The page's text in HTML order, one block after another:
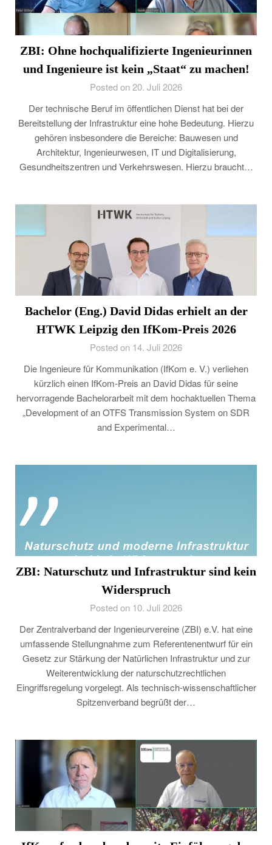
ZBI: Ohne hochqualifizierte Ingenieurinnen
und Ingenieure ist kein „Staat“ zu machen!
Posted on 20. Juli 2026
Der technische Beruf im öffentlichen Dienst hat bei der
Bereitstellung der Infrastruktur eine hohe Bedeutung. Hierzu
gehören insbesondere die Bereiche: Bauwesen und
Architektur, Ingenieurwesen, IT und Digitalisierung,
Gesundheitszentren und Verkehrswesen. Hierzu braucht…
Bachelor (Eng.) David Didas erhielt an der
HTWK Leipzig den IfKom-Preis 2026
Posted on 14. Juli 2026
Die Ingenieure für Kommunikation (IfKom e. V.) verliehen
kürzlich einen IfKom-Preis an David Didas für seine
hervorragende Bachelorarbeit mit dem hochaktuellen Thema
„Development of an OTFS Transmission System on SDR
and Experimental…
ZBI: Naturschutz und Infrastruktur sind kein
Widerspruch
Posted on 10. Juli 2026
Der Zentralverband der Ingenieurvereine (ZBI) e.V. hat eine
umfassende Stellungnahme zum Referentenentwurf für ein
Gesetz zur Stärkung der Natürlichen Infrastruktur und zur
Weiterentwicklung der naturschutzrechtlichen
Eingriffsregelung vorgelegt. Als technisch-wissenschaftlicher
Spitzenverband begrüßt der…